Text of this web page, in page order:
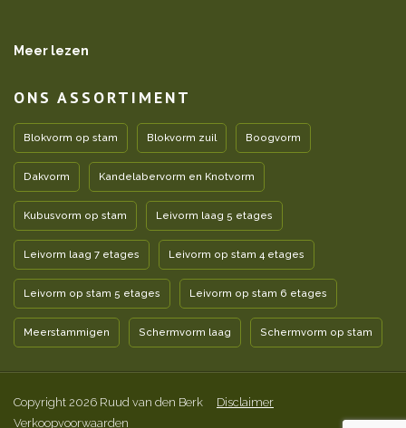
Meer lezen
ONS ASSORTIMENT
Blokvorm op stam Blokvorm zuil Boogvorm
Dakvorm Kandelabervorm en Knotvorm
Kubusvorm op stam Leivorm laag 5 etages
Leivorm laag 7 etages Leivorm op stam 4 etages
Leivorm op stam 5 etages Leivorm op stam 6 etages
Meerstammigen Schermvorm laag Schermvorm op stam
Copyright 2026 Ruud van den Berk
Disclaimer
Verkoopvoorwaarden